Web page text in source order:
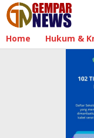
Lewati
ke
konten
Home Hukum &